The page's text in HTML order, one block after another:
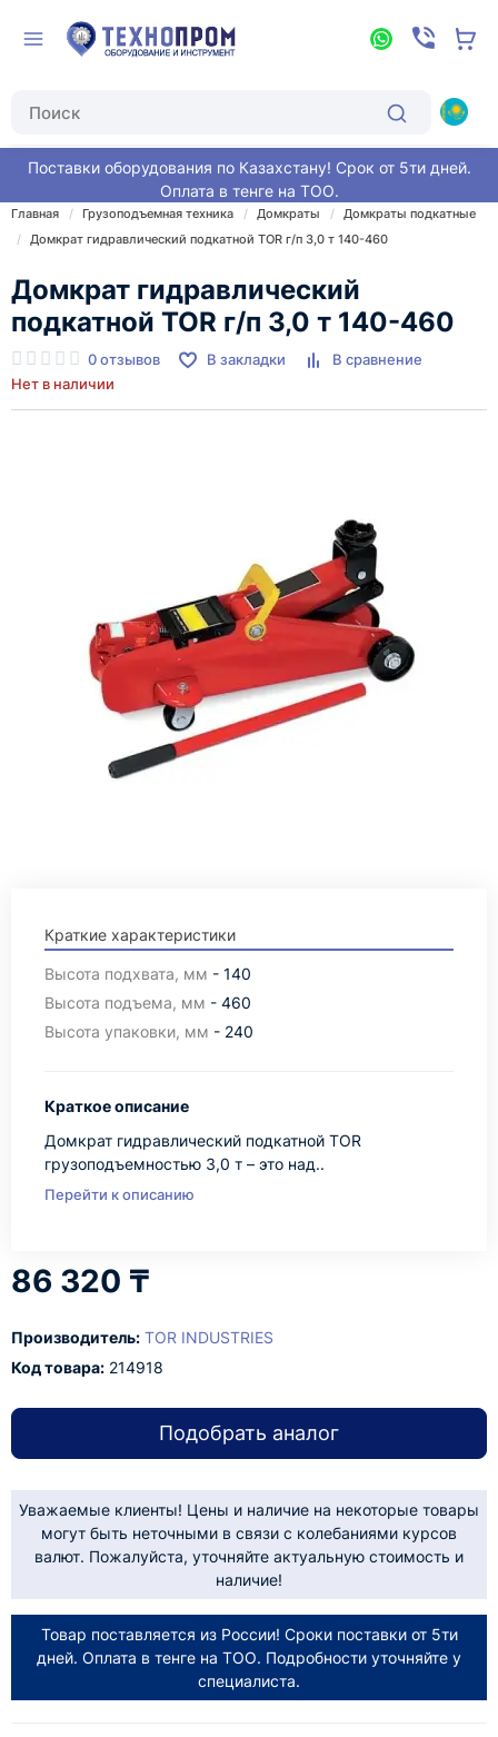
Поставки оборудования по Казахстану! Срок от 5ти дней.
Оплата в тенге на ТОО.
Главная Грузоподъемная техника Домкраты
Домкраты подкатные
Домкрат гидравлический подкатной TOR г/п 3,0 т 140-460
Домкрат гидравлический
подкатной TOR г/п 3,0 т 140-460
0 отзывов В закладки
В сравнение
Нет в наличии
Краткие характеристики
Высота подхвата, мм - 140
Высота подъема, мм - 460
Высота упаковки, мм - 240
Краткое описание
Домкрат гидравлический подкатной TOR
грузоподъемностью 3,0 т – это над..
Перейти к описанию
86 320 ₸
Производитель: TOR INDUSTRIES
Код товара: 214918
Подобрать аналог
Уважаемые клиенты! Цены и наличие на некоторые товары
могут быть неточными в связи с колебаниями курсов
валют. Пожалуйста, уточняйте актуальную стоимость и
наличие!
Товар поставляется из России! Сроки поставки от 5ти
дней. Оплата в тенге на ТОО. Подробности уточняйте у
специалиста.